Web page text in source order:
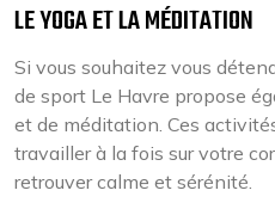
LE YOGA ET LA MÉDITATION
Si vous souhaitez vous
de sport Le Havre propose
et de méditation. Ces
travailler à la fois sur votre
retrouver calme et sérénité.